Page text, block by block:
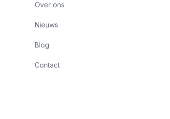
Over ons
Nieuws
Blog
Contact